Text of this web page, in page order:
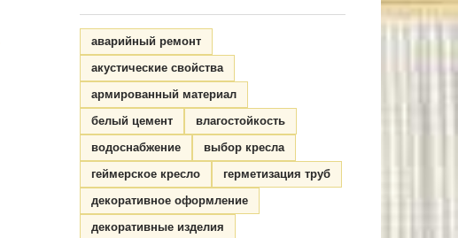
аварийный ремонт
акустические свойства
армированный материал
белый цемент
влагостойкость
водоснабжение
выбор кресла
геймерское кресло
герметизация труб
декоративное оформление
декоративные изделия